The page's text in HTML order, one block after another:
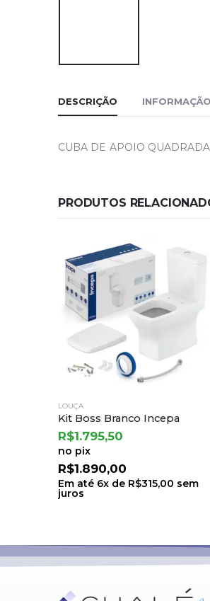
DESCRIÇÃO
CUBA DE APOIO
PRODUTOS
LOUÇA
R$3.695,50
no pix
R$3.890,00
Em até 6x de R$648,33 sem
juros